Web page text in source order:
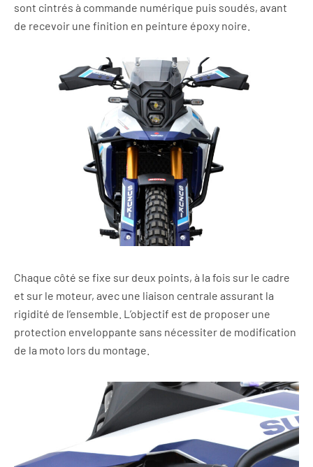
sont cintrés à commande numérique puis soudés, avant
de recevoir une finition en peinture époxy noire.
Chaque côté se fixe sur deux points, à la fois sur le cadre
et sur le moteur, avec une liaison centrale assurant la
rigidité de l’ensemble. L’objectif est de proposer une
protection enveloppante sans nécessiter de modification
de la moto lors du montage.